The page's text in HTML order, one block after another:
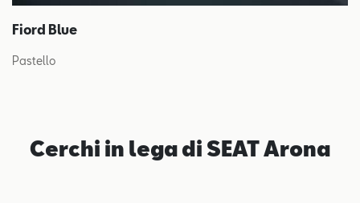
Fiord Blue
Pastello
Cerchi in lega di SEAT Arona